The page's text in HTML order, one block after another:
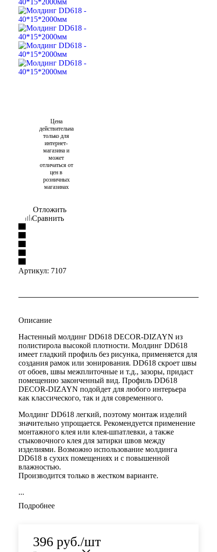
Цена
действительна
только для
интернет-
магазина и
может
отличаться от
цен в
розничных
магазинах
Отложить
Сравнить
Артикул: 7107
Описание
Настенный молдинг DD618 DECOR-DIZAYN из
полистирола высокой плотности. Молдинг DD618
имеет гладкий профиль без рисунка, применяется для
создания рамок или зонирования. DD618 скроет швы
от обоев, швы межплиточные и т.д., зазоры, придаст
помещению законченный вид. Профиль DD618
DECOR-DIZAYN подойдет для любого интерьера
как классического, так и для современного.
Молдинг DD618 легкий, поэтому монтаж изделий
значительно упрощается. Рекомендуется применение
монтажного клея или клея-шпатлевки, а также
стыковочного клея для затирки швов между
изделиями. Возможно использование молдинга
DD618 в сухих помещениях и с повышенной
влажностью.
Производится только в жестком варианте.
...
Подробнее
396 руб./шт